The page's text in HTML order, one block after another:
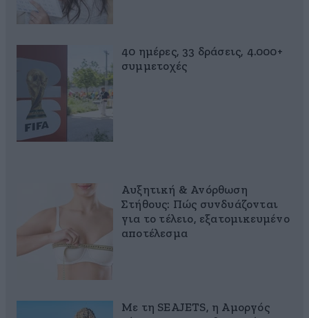
40 ημέρες, 33 δράσεις, 4.000+
συμμετοχές
Αυξητική & Ανόρθωση
Στήθους: Πώς συνδυάζονται
για το τέλειο, εξατομικευμένο
αποτέλεσμα
Με τη SEAJETS, η Αμοργός